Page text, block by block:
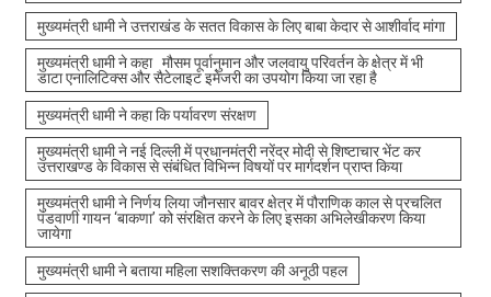
मुख्यमंत्री धामी ने उत्तराखंड के सतत विकास के लिए बाबा केदार से आशीर्वाद मांगा
मुख्यमंत्री धामी ने कहा मौसम पूर्वानुमान और जलवायु परिवर्तन के क्षेत्र में भी
डाटा एनालिटिक्स और सैटेलाइट इमेजरी का उपयोग किया जा रहा है
मुख्यमंत्री धामी ने कहा कि पर्यावरण संरक्षण
मुख्यमंत्री धामी ने नई दिल्ली में प्रधानमंत्री नरेंद्र मोदी से शिष्टाचार भेंट कर
उत्तराखण्ड के विकास से संबंधित विभिन्न विषयों पर मार्गदर्शन प्राप्त किया
मुख्यमंत्री धामी ने निर्णय लिया जौनसार बावर क्षेत्र में पौराणिक काल से प्रचलित
पंडवाणी गायन ‘बाकणा’ को संरक्षित करने के लिए इसका अभिलेखीकरण किया
जायेगा
मुख्यमंत्री धामी ने बताया महिला सशक्तिकरण की अनूठी पहल